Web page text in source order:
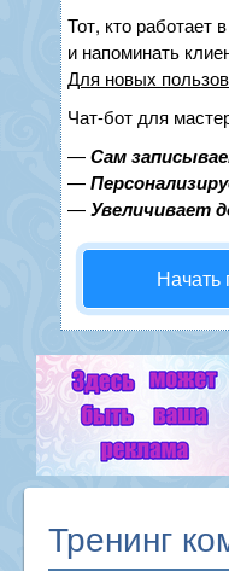
Тот, кто работает
и напоминать
Для новых
Чат-бот для
—Сам
—
—Увеличивает
Начать
Тренинг